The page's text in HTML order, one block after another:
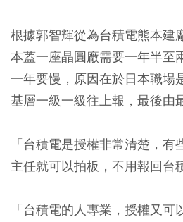
根據郭智輝從為台積電熊本建
本蓋一座晶圓廠需要一年半至
一年要慢，原因在於日本職場
基層一級一級往上報，最後由
「台積電是授權非常清楚，
主任就可以拍板，不用報回台
「台積電的人專業，授權又